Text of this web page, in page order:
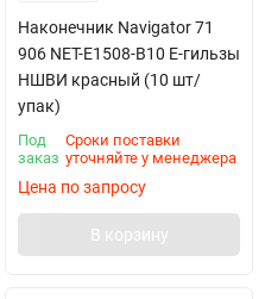
Наконечник Navigator 71
906 NET-E1508-B10 Е-гильзы
НШВИ красный (10 шт/
упак)
Под
заказ
Сроки поставки
уточняйте у менеджера
Цена по запросу
В корзину